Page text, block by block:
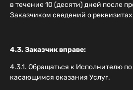
в течение 10 (десяти) дней после
Заказчиком сведений о реквизитах
4.3. Заказчик вправе:
4.3.1. Обращаться к Исполнителю
касающимся оказания Услуг.